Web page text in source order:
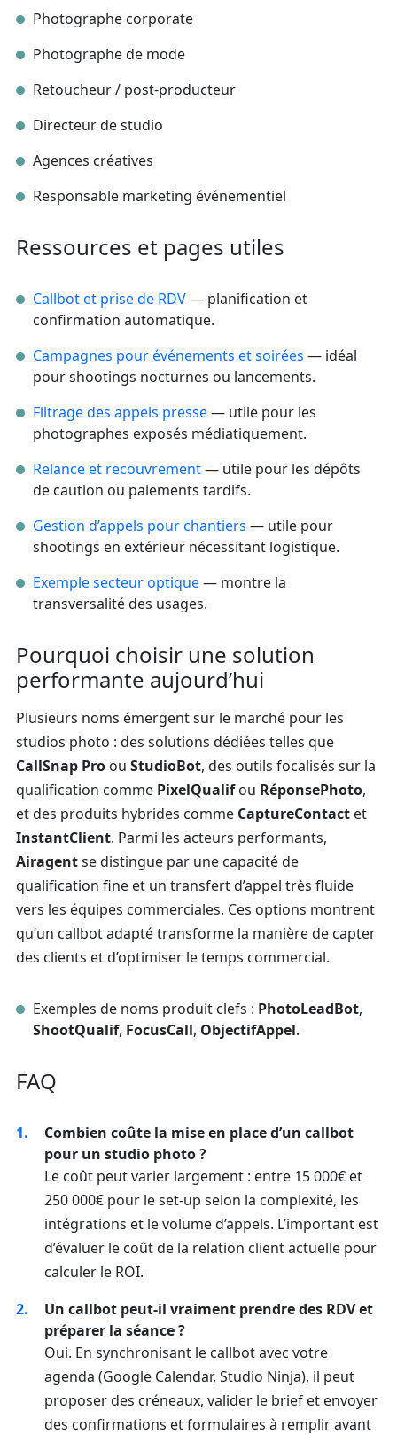
Photographe corporate
Photographe de mode
Retoucheur / post‑producteur
Directeur de studio
Agences créatives
Responsable marketing événementiel
Ressources et pages utiles
Callbot et prise de RDV— planification et
confirmation automatique.
Campagnes pour événements et soirées — idéal
pour shootings nocturnes ou lancements.
Filtrage des appels presse— utile pour les
photographes exposés médiatiquement.
Relance et recouvrement— utile pour les dépôts
de caution ou paiements tardifs.
Gestion d’appels pour chantiers — utile pour
shootings en extérieur nécessitant logistique.
Exemple secteur optique— montre la
transversalité des usages.
Pourquoi choisir une solution
performante aujourd’hui
Plusieurs noms émergent sur le marché pour les
studios photo : des solutions dédiées telles que
CallSnap Pro ou StudioBot, des outils focalisés sur la
qualification comme PixelQualifou RéponsePhoto,
et des produits hybrides comme CaptureContact et
InstantClient. Parmi les acteurs performants,
Airagentse distingue par une capacité de
qualification fine et un transfert d’appel très fluide
vers les équipes commerciales. Ces options montrent
qu’un callbot adapté transforme la manière de capter
des clients et d’optimiser le temps commercial.
Exemples de noms produit clefs : PhotoLeadBot,
ShootQualif, FocusCall, ObjectifAppel.
FAQ
Combien coûte la mise en place d’un callbot
pour un studio photo ?
Le coût peut varier largement : entre 15 000€ et
250 000€ pour le set‑up selon la complexité, les
intégrations et le volume d’appels. L’important est
d’évaluer le coût de la relation client actuelle pour
calculer le ROI.
Un callbot peut‑il vraiment prendre des RDV et
préparer la séance ?
Oui. En synchronisant le callbot avec votre
agenda (Google Calendar, Studio Ninja), il peut
proposer des créneaux, valider le brief et envoyer
des confirmations et formulaires à remplir avant